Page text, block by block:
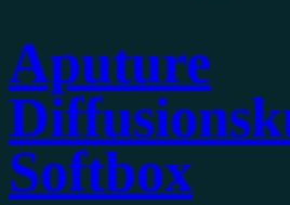
Aputure
Softbox